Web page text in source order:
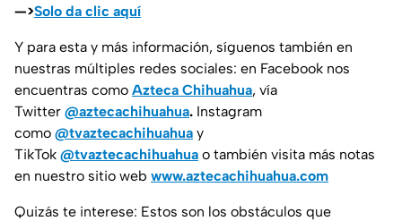
—>Solo da clic aquí
Y para esta y más información, síguenos también en
nuestras múltiples redes sociales: en Facebook nos
encuentras como Azteca Chihuahua, vía
Twitter @aztecachihuahua. Instagram
como @tvaztecachihuahua y
TikTok @tvaztecachihuahua o también visita más notas
en nuestro sitio web www.aztecachihuahua.com
Quizás te interese: Estos son los obstáculos que